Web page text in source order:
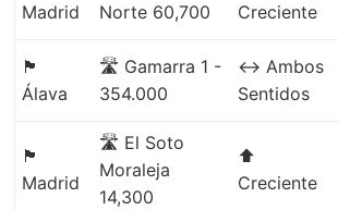
Madrid
Norte 60,700
Creciente
🏴
Álava
🛣️ Gamarra 1 -
354.000
↔️ Ambos
Sentidos
🏴
Madrid
🛣️ El Soto
Moraleja
14,300
⬆️
Creciente